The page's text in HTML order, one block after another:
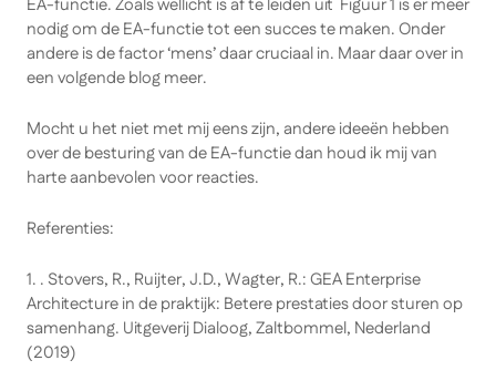
EA-functie. Zoals wellicht is af te leiden uit Figuur 1 is er meer
nodig om de EA-functie tot een succes te maken. Onder
andere is de factor ‘mens’ daar cruciaal in. Maar daar over in
een volgende blog meer.
Mocht u het niet met mij eens zijn, andere ideeën hebben
over de besturing van de EA-functie dan houd ik mij van
harte aanbevolen voor reacties.
Referenties:
1. . Stovers, R., Ruijter, J.D., Wagter, R.: GEA Enterprise
Architecture in de praktijk: Betere prestaties door sturen op
samenhang. Uitgeverij Dialoog, Zaltbommel, Nederland
(2019)